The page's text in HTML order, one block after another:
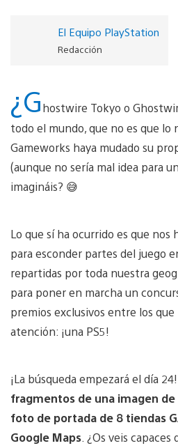
El Equipo PlayStation
Redacción
¿Ghostwire Tokyo o
todo el mundo, que no es que lo
Gameworks haya mudado su
(aunque no sería mal idea para
imagináis? 😅
Lo que sí ha ocurrido es que nos
para esconder partes del juego
repartidas por toda nuestra
para poner en marcha un
premios exclusivos entre los
atención: ¡una PS5!
¡La búsqueda empezará el día
fragmentos de una imagen
foto de portada de 8 tiendas
Google Maps . ¿Os veis